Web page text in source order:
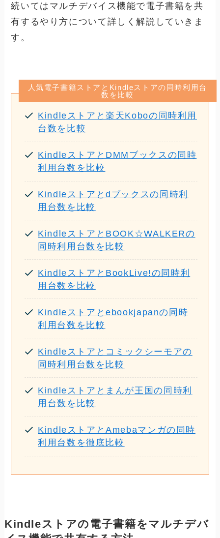
続いてはマルチデバイス機能で電子書籍を共
有するやり方について詳しく解説していきま
す。
人気電子書籍ストアとKindleストアの同時利用台
数を比較
Kindleストアと楽天Koboの同時利用
台数を比較
KindleストアとDMMブックスの同時
利用台数を比較
Kindleストアとdブックスの同時利
用台数を比較
KindleストアとBOOK☆WALKERの
同時利用台数を比較
KindleストアとBookLive!の同時利
用台数を比較
Kindleストアとebookjapanの同時
利用台数を比較
Kindleストアとコミックシーモアの
同時利用台数を比較
Kindleストアとまんが王国の同時利
用台数を比較
KindleストアとAmebaマンガの同時
利用台数を徹底比較
Kindleストアの電子書籍をマルチデバ